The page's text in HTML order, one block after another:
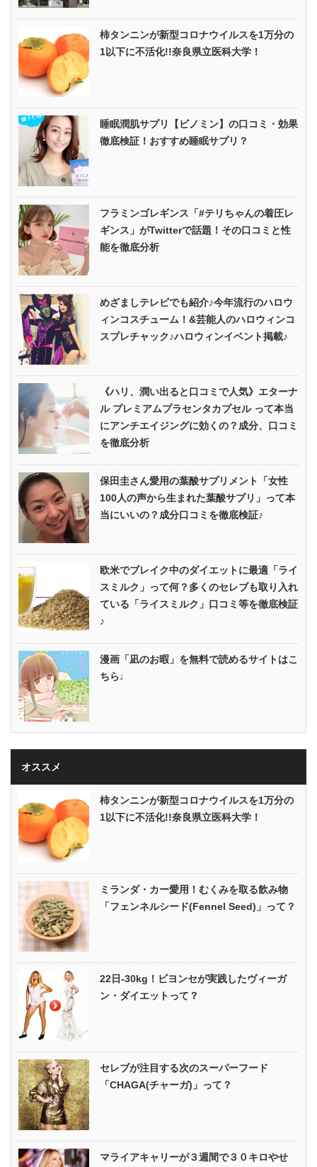
柿タンニンが新型コロナウイルスを1万分の
1以下に不活化!!奈良県立医科大学！
睡眠潤肌サプリ【ビノミン】の口コミ・効果
徹底検証！おすすめ睡眠サプリ？
フラミンゴレギンス「#テリちゃんの着圧レ
ギンス」がTwitterで話題！その口コミと性
能を徹底分析
めざましテレビでも紹介♪今年流行のハロウ
ィンコスチューム！&芸能人のハロウィンコ
スプレチャック♪ハロウィンイベント掲載♪
《ハリ、潤い出ると口コミで人気》エターナ
ル プレミアムプラセンタカプセル って本当
にアンチエイジングに効くの？成分、口コミ
を徹底分析
保田圭さん愛用の葉酸サプリメント「女性
100人の声から生まれた葉酸サプリ」って本
当にいいの？成分口コミを徹底検証♪
欧米でブレイク中のダイエットに最適「ライ
スミルク」って何？多くのセレブも取り入れ
ている「ライスミルク」口コミ等を徹底検証
♪
漫画「凪のお暇」を無料で読めるサイトはこ
ちら♩
オススメ
柿タンニンが新型コロナウイルスを1万分の
1以下に不活化!!奈良県立医科大学！
ミランダ・カー愛用！むくみを取る飲み物
「フェンネルシード(Fennel Seed)」って？
22日-30kg！ビヨンセが実践したヴィーガ
ン・ダイエットって？
セレブが注目する次のスーパーフード
「CHAGA(チャーガ)」って？
マライアキャリーが３週間で３０キロやせ